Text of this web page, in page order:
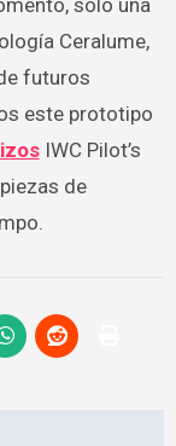
Ceralume,
futuros
este prototipo
IWC Pilot’s
de